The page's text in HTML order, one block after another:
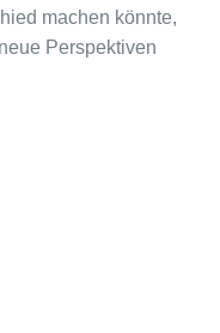
machen könnte,
Perspektiven